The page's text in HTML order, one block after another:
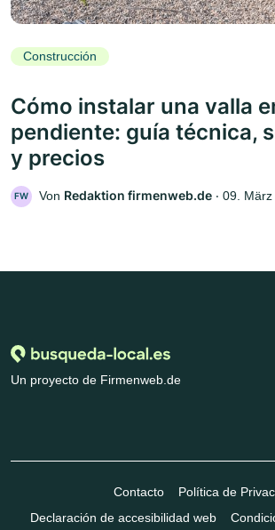
Construcción
Cómo instalar una valla
pendiente: guía técnica,
y precios
FW Von Redaktion firmenweb.de ‧ 09.
Un proyecto de Firmenweb.de
Contacto
Política de
Declaración de accesibilidad web